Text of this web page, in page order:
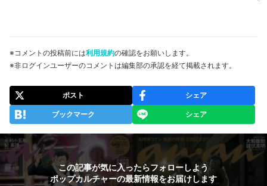
※コメントの投稿前には利用規約の確認をお願いします。
※非ログインユーザーのコメントは編集部の承認を経て掲載されます。
ポスト シェア
ブックマーク シェア
この記事が気に入ったらフォローしよう
ポップカルチャーの最新情報をお届けします